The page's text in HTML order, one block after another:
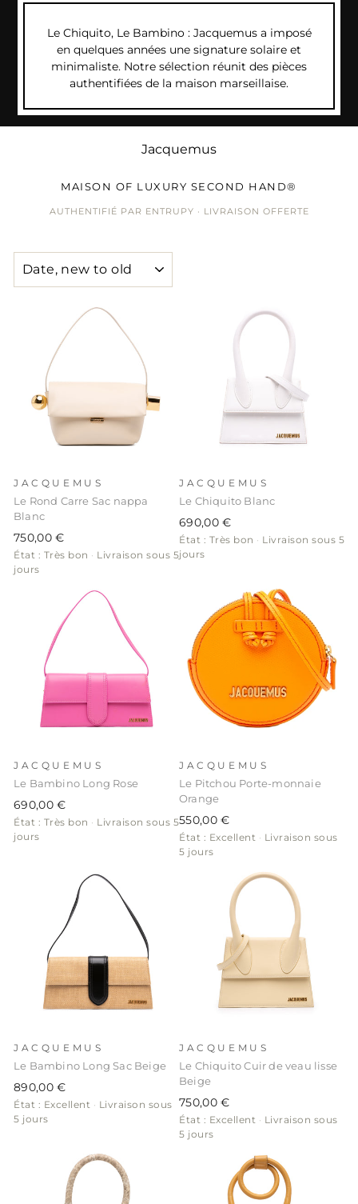
Le Chiquito, Le Bambino : Jacquemus a imposé
en quelques années une signature solaire et
minimaliste. Notre sélection réunit des pièces
authentifiées de la maison marseillaise.
Jacquemus
MAISON OF LUXURY SECOND HAND®
AUTHENTIFIÉ PAR ENTRUPY · LIVRAISON OFFERTE
JACQUEMUS
Le Rond Carre Sac nappa
Blanc
750,00 €
État : Très bon · Livraison sous 5
jours
JACQUEMUS
Le Chiquito Blanc
690,00 €
État : Très bon · Livraison sous 5
jours
JACQUEMUS
Le Bambino Long Rose
690,00 €
État : Très bon · Livraison sous 5
jours
JACQUEMUS
Le Pitchou Porte-monnaie
Orange
550,00 €
État : Excellent · Livraison sous
5 jours
JACQUEMUS
Le Bambino Long Sac Beige
890,00 €
État : Excellent · Livraison sous
5 jours
JACQUEMUS
Le Chiquito Cuir de veau lisse
Beige
750,00 €
État : Excellent · Livraison sous
5 jours